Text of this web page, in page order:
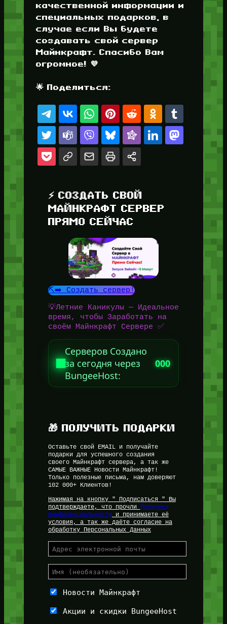
качественной информации и
специальных подарков, в
случае если Вы будете
создавать свой сервер
Майнкрафт. Спасибо Вам
огромное! 💜
🌟 Поделиться:
⚡ СОЗДАТЬ СВОЙ
МАЙНКРАФТ СЕРВЕР
ПРЯМО СЕЙЧАС
⛏️➡️ Создать сервер!
💡Летние Каникулы — Идеальное
время, чтобы Заработать на
своём Майнкрафт Сервере ✅
Серверов Создано
за сегодня через
BungeeHost:
000
🎁 ПОЛУЧИТЬ ПОДАРКИ
Оставьте свой EMAIL и получайте
подарки для успешного создания
своего Майнкрафт сервера, а так же
САМЫЕ ВАЖНЫЕ Новости Майнкрафт!
Только полезные письма, нам доверяют
102 000+ Клиентов!
Нажимая на кнопку " Подписаться " Вы
подтверждаете, что прочли
Политику
Конфиденциальностии принимаете её
условия, а так же даёте согласие на
обработку Персональных Данных
Новости Майнкрафт
Акции и скидки BungeeHost